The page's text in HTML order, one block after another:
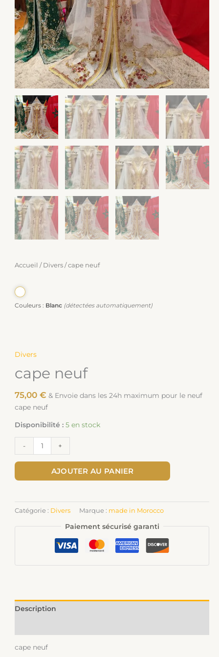
Accueil / Divers / cape neuf
Couleurs : Blanc (détectées automatiquement)
Divers
cape neuf
75,00 € & Envoie dans les 24h maximum pour le neuf
cape neuf
Disponibilité : 5 en stock
- +
AJOUTER AU PANIER
Catégorie : Divers Marque : made in Morocco
Paiement sécurisé garanti
Description
cape neuf